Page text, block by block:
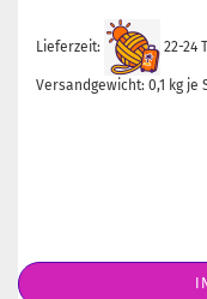
Lieferzeit: 22-24
Versandgewicht: 0,1 kg je